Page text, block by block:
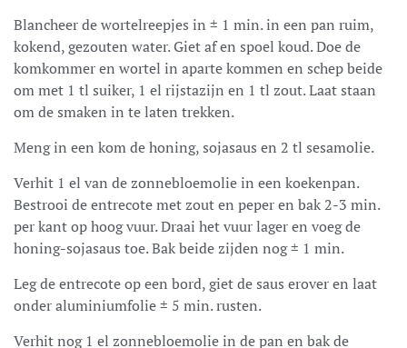
Blancheer de wortelreepjes in ± 1 min. in een pan ruim,
kokend, gezouten water. Giet af en spoel koud. Doe de
komkommer en wortel in aparte kommen en schep beide
om met 1 tl suiker, 1 el rijstazijn en 1 tl zout. Laat staan
om de smaken in te laten trekken.
Meng in een kom de honing, sojasaus en 2 tl sesamolie.
Verhit 1 el van de zonnebloemolie in een koekenpan.
Bestrooi de entrecote met zout en peper en bak 2-3 min.
per kant op hoog vuur. Draai het vuur lager en voeg de
honing-sojasaus toe. Bak beide zijden nog ± 1 min.
Leg de entrecote op een bord, giet de saus erover en laat
onder aluminiumfolie ± 5 min. rusten.
Verhit nog 1 el zonnebloemolie in de pan en bak de